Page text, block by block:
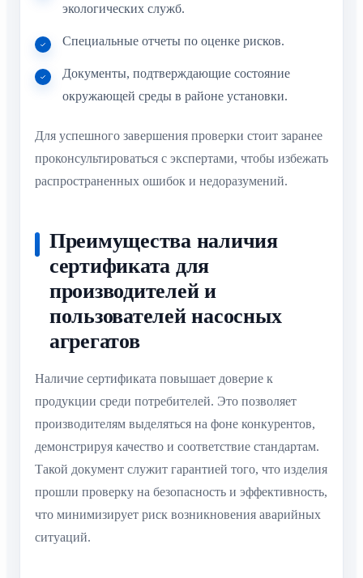
экологических служб.
Специальные отчеты по оценке рисков.
Документы, подтверждающие состояние
окружающей среды в районе установки.
Для успешного завершения проверки стоит заранее
проконсультироваться с экспертами, чтобы избежать
распространенных ошибок и недоразумений.
Преимущества наличия
сертификата для
производителей и
пользователей насосных
агрегатов
Наличие сертификата повышает доверие к
продукции среди потребителей. Это позволяет
производителям выделяться на фоне конкурентов,
демонстрируя качество и соответствие стандартам.
Такой документ служит гарантией того, что изделия
прошли проверку на безопасность и эффективность,
что минимизирует риск возникновения аварийных
ситуаций.